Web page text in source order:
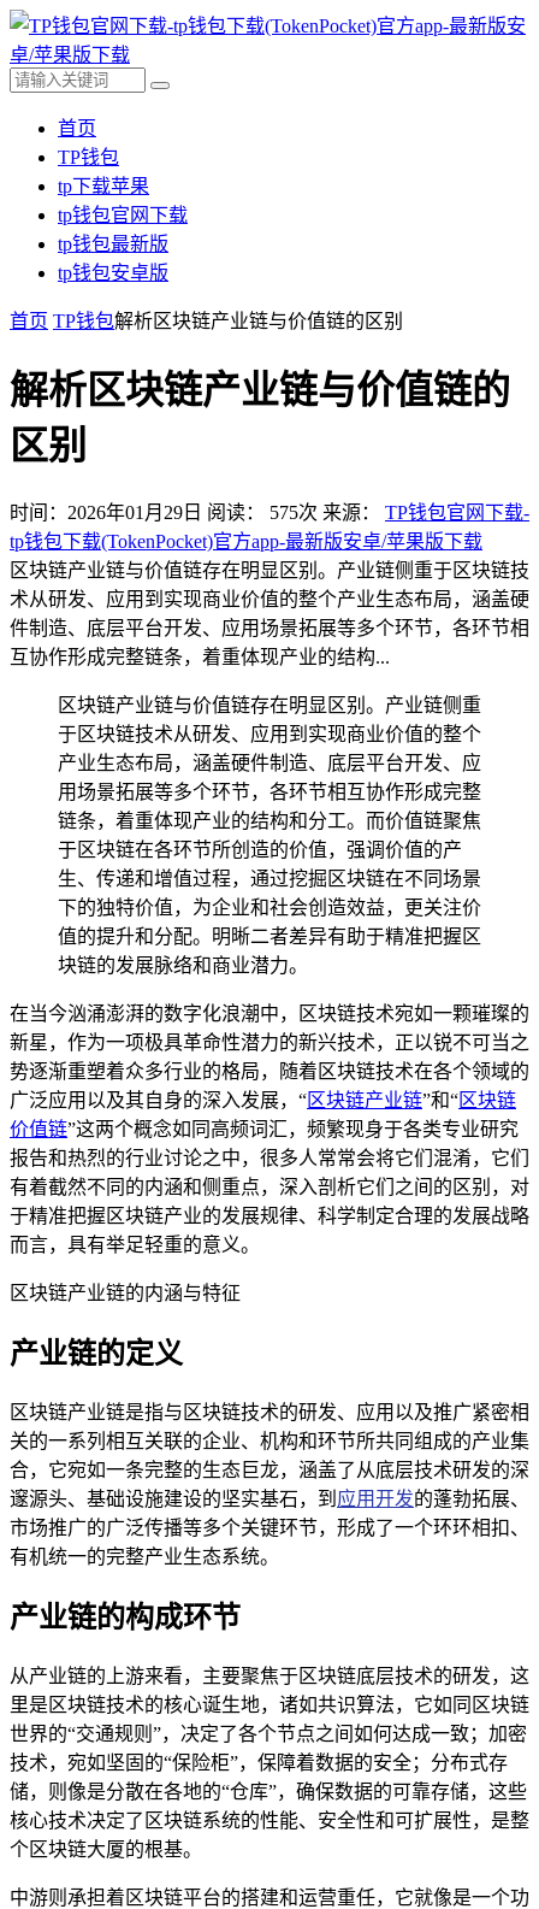
首页
TP钱包
tp下载苹果
tp钱包官网下载
tp钱包最新版
tp钱包安卓版
首页 TP钱包解析区块链产业链与价值链的区别
解析区块链产业链与价值链的
区别
时间：2026年01月29日 阅读： 575次 来源： TP钱包官网下载-
tp钱包下载(TokenPocket)官方app-最新版安卓/苹果版下载
区块链产业链与价值链存在明显区别。产业链侧重于区块链技
术从研发、应用到实现商业价值的整个产业生态布局，涵盖硬
件制造、底层平台开发、应用场景拓展等多个环节，各环节相
互协作形成完整链条，着重体现产业的结构...
区块链产业链与价值链存在明显区别。产业链侧重
于区块链技术从研发、应用到实现商业价值的整个
产业生态布局，涵盖硬件制造、底层平台开发、应
用场景拓展等多个环节，各环节相互协作形成完整
链条，着重体现产业的结构和分工。而价值链聚焦
于区块链在各环节所创造的价值，强调价值的产
生、传递和增值过程，通过挖掘区块链在不同场景
下的独特价值，为企业和社会创造效益，更关注价
值的提升和分配。明晰二者差异有助于精准把握区
块链的发展脉络和商业潜力。
在当今汹涌澎湃的数字化浪潮中，区块链技术宛如一颗璀璨的
新星，作为一项极具革命性潜力的新兴技术，正以锐不可当之
势逐渐重塑着众多行业的格局，随着区块链技术在各个领域的
广泛应用以及其自身的深入发展，“区块链产业链”和“区块链
价值链”这两个概念如同高频词汇，频繁现身于各类专业研究
报告和热烈的行业讨论之中，很多人常常会将它们混淆，它们
有着截然不同的内涵和侧重点，深入剖析它们之间的区别，对
于精准把握区块链产业的发展规律、科学制定合理的发展战略
而言，具有举足轻重的意义。
区块链产业链的内涵与特征
产业链的定义
区块链产业链是指与区块链技术的研发、应用以及推广紧密相
关的一系列相互关联的企业、机构和环节所共同组成的产业集
合，它宛如一条完整的生态巨龙，涵盖了从底层技术研发的深
邃源头、基础设施建设的坚实基石，到 应用开发的蓬勃拓展、
市场推广的广泛传播等多个关键环节，形成了一个环环相扣、
有机统一的完整产业生态系统。
产业链的构成环节
从产业链的上游来看，主要聚焦于区块链底层技术的研发，这
里是区块链技术的核心诞生地，诸如共识算法，它如同区块链
世界的“交通规则”，决定了各个节点之间如何达成一致；加密
技术，宛如坚固的“保险柜”，保障着数据的安全；分布式存
储，则像是分散在各地的“仓库”，确保数据的可靠存储，这些
核心技术决定了区块链系统的性能、安全性和可扩展性，是整
个区块链大厦的根基。
中游则承担着区块链平台的搭建和运营重任，它就像是一个功